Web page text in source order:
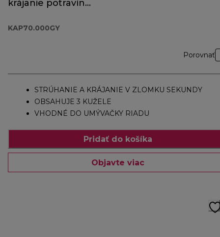
krájanie potravín
KAP70.000GY
Porovnať
STRÚHANIE A KRÁJANIE V ZLOMKU SEKUNDY
OBSAHUJE 3 KUŽELE
VHODNÉ DO UMÝVAČKY RIADU
Pridať do košíka
Objavte viac